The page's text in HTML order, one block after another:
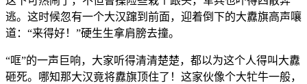
逃。这时候忽有一个大汉蹿到前面，迎着倒下的大纛旗高声嚷
道：“来得好！”硬生生拿肩膀去撞。
“哐”的一声巨响，大家听得清清楚楚，都以为这个人得叫大纛
砸死。哪知那大汉竟将纛旗顶住了！这家伙像个大牤牛一般，